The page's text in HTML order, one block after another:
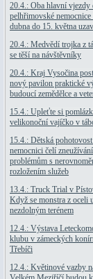
20.4.: Oba hlavní vjezdy
pelhřimovské
dubna do 15. května
20.4.: Medvědí trojka z
se těší na návštěvníky
20.4.: Kraj Vysočina
nový pavilon praktické
budoucí zemědělce a
15.4.: Upleťte si
velikonoční vajíčko v
15.4.: Dětská
nemocnici čelí
problémům s
rozložením služeb
13.4.: Truck Trial v
Když se monstra z oceli
nezdolným terénem
12.4.: Výstava
klubu v zámeckých
Třebíči
12.4.: Květinové vazby